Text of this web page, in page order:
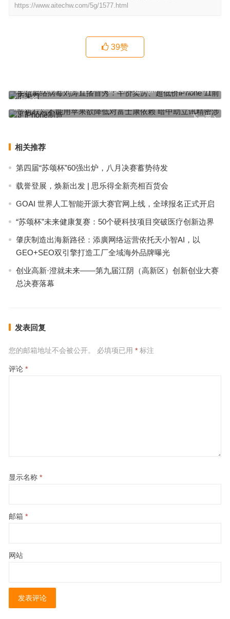
https://www.aitechw.com/5g/1577.html
39赞
上一篇
手机网络病毒刘涛直播首秀：半价卖房、超低价iPhone 11前所未有
下一篇
手机联网不能用苹果欲降低对富士康依赖 暗中助立讯精密涉足
iPhone制造
相关推荐
第四届“苏颂杯”60强出炉，八月决赛蓄势待发
载誉登展，焕新出发 | 思乐得全新亮相百货会
GOAI 世界人工智能开源大赛官网上线，全球报名正式开启
“苏颂杯”未来健康复赛：50个硬科技项目突破医疗创新边界
肇庆制造出海新路径：添廣网络运营依托天小智AI，以
GEO+SEO双引擎打造工厂全域海外品牌曝光
创业高新·澄就未来——第九届江阴（高新区）创新创业大赛
总决赛落幕
发表回复
您的邮箱地址不会被公开。 必填项已用 *标注
评论 *
显示名称 *
邮箱 *
网站